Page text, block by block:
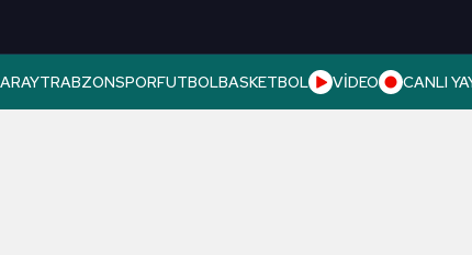
TRABZONSPORFUTBOLBASKETBOL VİDEO CANLI